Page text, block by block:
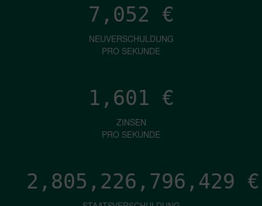
7,052 €
NEUVERSCHULDUNG
PRO SEKUNDE
1,601 €
ZINSEN
PRO SEKUNDE
2,805,226,798,975 €